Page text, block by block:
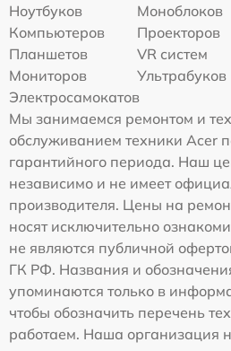
Ноутбуков
Моноблоков
Компьютеров
Проекторов
Планшетов
VR систем
Мониторов
Ультрабуков
Электросамокатов
Мы занимаемся ремонтом и
обслуживанием техники Acer
гарантийного периода. Наш
независимо и не имеет
производителя. Цены на
носят исключительно
не являются публичной
ГК РФ. Названия и
упоминаются только в
чтобы обозначить перечень
работаем. Наша организация